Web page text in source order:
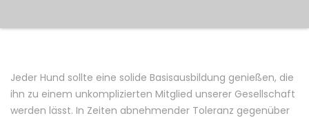
Jeder Hund sollte eine solide Basisausbildung genießen, die
ihn zu einem unkomplizierten Mitglied unserer Gesellschaft
werden lässt. In Zeiten abnehmender Toleranz gegenüber